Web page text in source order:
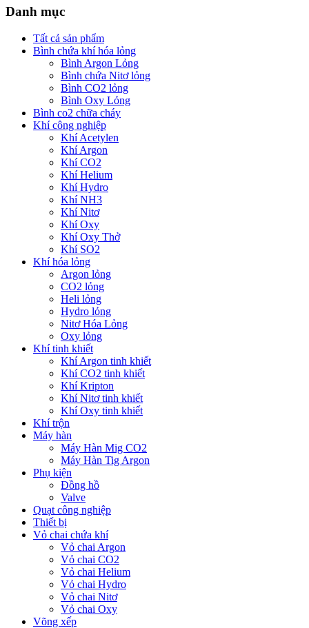
Danh mục
Tất cả sản phẩm
Bình chứa khí hóa lỏng
Bình Argon Lỏng
Bình chứa Nitơ lỏng
Bình CO2 lỏng
Bình Oxy Lỏng
Bình co2 chữa cháy
Khí công nghiệp
Khí Acetylen
Khí Argon
Khí CO2
Khí Helium
Khí Hydro
Khí NH3
Khí Nitơ
Khí Oxy
Khí Oxy Thở
Khí SO2
Khí hóa lỏng
Argon lỏng
CO2 lỏng
Heli lỏng
Hydro lỏng
Nitơ Hóa Lỏng
Oxy lỏng
Khí tinh khiết
Khí Argon tinh khiết
Khí CO2 tinh khiết
Khí Kripton
Khí Nitơ tinh khiết
Khí Oxy tinh khiết
Khí trộn
Máy hàn
Máy Hàn Mig CO2
Máy Hàn Tig Argon
Phụ kiện
Đồng hồ
Valve
Quạt công nghiệp
Thiết bị
Vỏ chai chứa khí
Vỏ chai Argon
Vỏ chai CO2
Vỏ chai Helium
Vỏ chai Hydro
Vỏ chai Nitơ
Vỏ chai Oxy
Võng xếp